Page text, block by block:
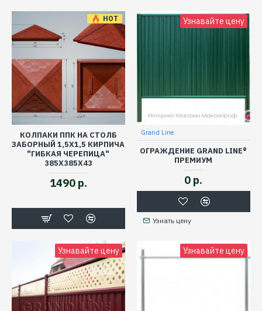
HOT
КОЛПАКИ ППК НА СТОЛБ
ЗАБОРНЫЙ 1,5Х1,5 КИРПИЧА
"ГИБКАЯ ЧЕРЕПИЦА"
385Х385Х43
1490 р.
Узнавайте цену
Grand Line
ОГРАЖДЕНИЕ GRAND LINE®
ПРЕМИУМ
0 р.
Узнать цену
Узнавайте цену Узнавайте цену